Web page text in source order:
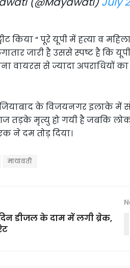
किया “ पूरे यूपी में हत्या व
जारी है उससे स्पष्ट है कि
वायरस से ज्यादा अपराधियों
के विजयनगर इलाके में
तड़के मृत्यु हो गयी है जबकि
ने दम तोड़ दिया।
मायावती
डीजल के दाम में लगी ब्रेक,